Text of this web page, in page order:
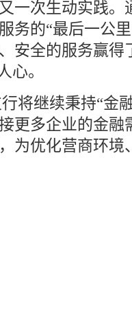
一次生动实践。
务的“最后一公
安全的服务赢得
心。
将继续秉持“金
更多企业的金融
为优化营商环境